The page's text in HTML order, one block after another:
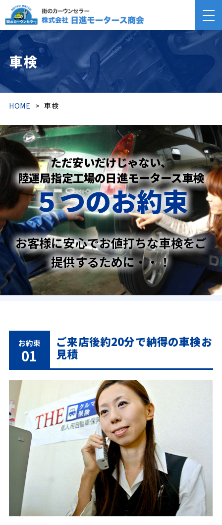
車検
HOME > 車検
ただ安いだけじゃない、
陸運局指定工場の日進モータース車検
５つのお約束
お客様に安心でお値打ちな車検をご
提供するために・・！
お約束
01
ご来店後約20分で納得の車検お
見積